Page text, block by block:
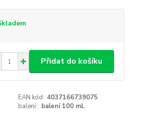
Přidat do košíku
EAN kód: 4037166739075
balení:: balení 100 ml.